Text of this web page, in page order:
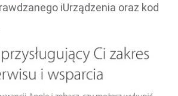
iUrządzenia oraz kod